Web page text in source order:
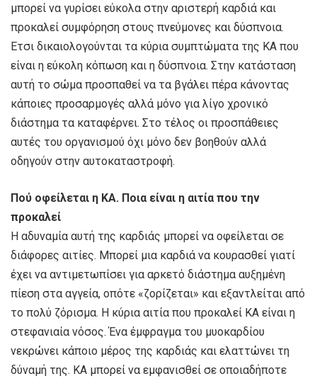
μπορεί να γυρίσει εύκολα στην αριστερή καρδιά και
προκαλεί συμφόρηση στους πνεύμονες και δύσπνοια.
Έτσι δικαιολογούνται τα κύρια συμπτώματα της ΚΑ που
είναι η εύκολη κόπωση και η δύσπνοια. Στην κατάσταση
αυτή το σώμα προσπαθεί να τα βγάλει πέρα κάνοντας
κάποιες προσαρμογές αλλά μόνο για λίγο χρονικό
διάστημα τα καταφέρνει. Στο τέλος οι προσπάθειες
αυτές του οργανισμού όχι μόνο δεν βοηθούν αλλά
οδηγούν στην αυτοκαταστροφή.
Πού οφείλεται η KA. Ποια είναι η αιτία που την
προκαλεί
Η αδυναμία αυτή της καρδιάς μπορεί να οφείλεται σε
διάφορες αιτίες. Μπορεί μια καρδιά να κουρασθεί γιατί
έχει να αντιμετωπίσει για αρκετό διάστημα αυξημένη
πίεση στα αγγεία, οπότε «ζορίζεται» και εξαντλείται από
το πολύ ζόρισμα. Η κύρια αιτία που προκαλεί ΚΑ είναι η
στεφανιαία νόσος. Ένα έμφραγμα του μυοκαρδίου
νεκρώνει κάποιο μέρος της καρδιάς και ελαττώνει τη
δύναμή της. ΚΑ μπορεί να εμφανισθεί σε οποιαδήποτε